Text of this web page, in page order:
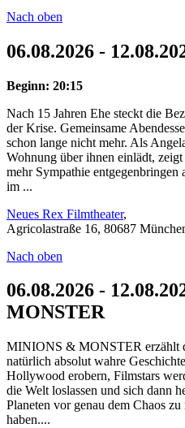
Nach oben
06.08.2026 -
Beginn: 20:15
Nach 15 Jahren Ehe steckt die
der Krise. Gemeinsame
schon lange nicht mehr. Als
Wohnung über ihnen einlädt,
mehr Sympathie entgegenbringen
im ...
Neues Rex Filmtheater,
Agricolastraße 16, 80687
Nach oben
06.08.2026 -
MONSTER
MINIONS & MONSTER erzählt
natürlich absolut wahre
Hollywood erobern, Filmstars
die Welt loslassen und sich dann
Planeten vor genau dem Chaos
haben....